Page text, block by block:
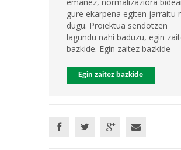
gure ekarpena egiten jarraitu
dugu. Proiektua sendotzen
lagundu nahi baduzu, egin
bazkide. Egin zaitez bazkide
Egin zaitez bazkide